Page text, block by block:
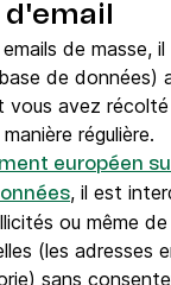
de masse,
de données)
vous avez récolté
régulière.
européen
, il est
ou même
(les adresses
sans